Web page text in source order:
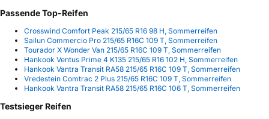
Passende Top-Reifen
Crosswind Comfort Peak 215/65 R16 98 H, Sommerreifen
Sailun Commercio Pro 215/65 R16C 109 T, Sommerreifen
Tourador X Wonder Van 215/65 R16C 109 T, Sommerreifen
Hankook Ventus Prime 4 K135 215/65 R16 102 H, Sommerreifen
Hankook Vantra Transit RA58 215/65 R16C 109 T, Sommerreifen
Vredestein Comtrac 2 Plus 215/65 R16C 109 T, Sommerreifen
Hankook Vantra Transit RA58 215/65 R16C 106 T, Sommerreifen
Testsieger Reifen